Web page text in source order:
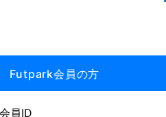
Futpark会員の方
員ID